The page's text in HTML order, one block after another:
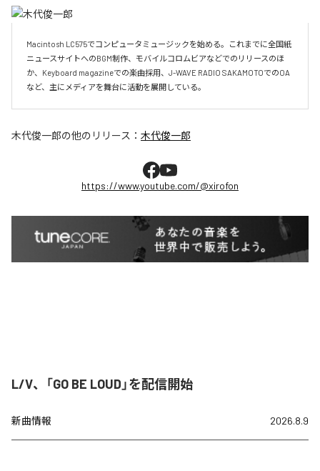
Macintosh LC575でコンピュータミュージックを始める。これまでに全国紙
ニュースサイトへのBGM制作、モバイルコロムビアなどでのリリースのほ
か、Keyboard magazineでの楽曲採用、J-WAVE RADIO SAKAMOTOでのOA
など、主にメディアを舞台に活動を展開している。
木代俊一郎の他のリリース： 木代俊一郎
https://www.youtube.com/@xirofon
L/V、「GO BE LOUD」を配信開始
新曲情報 2026.8.9